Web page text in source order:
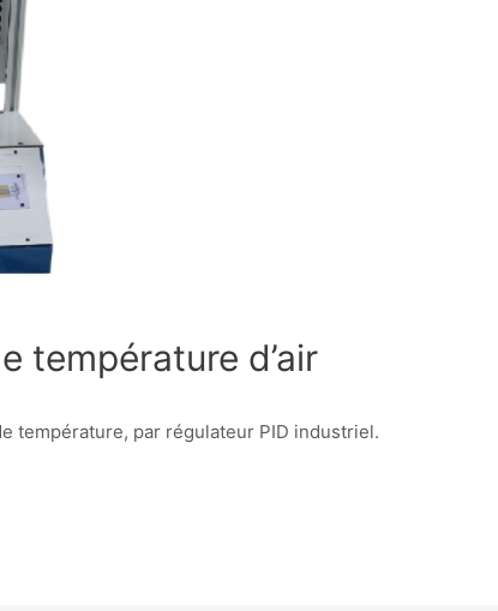
température d’air
température, par régulateur PID industriel.